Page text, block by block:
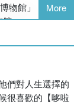
物館」，是一間
館。
More
們對人生選擇的
很喜歡的【哆啦